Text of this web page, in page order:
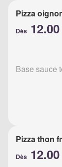
Pizza
Dès
Base sauce
Pizza thon
Dès